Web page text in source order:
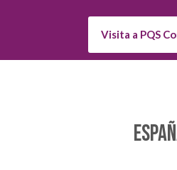
Visita a PQS